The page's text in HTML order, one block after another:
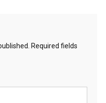
Required fields